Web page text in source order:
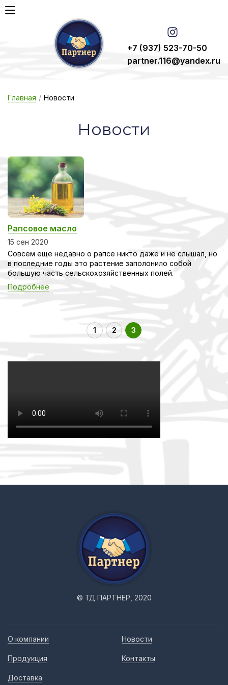
+7 (937) 523-70-50
partner.116@yandex.ru
Главная / Новости
Но­вос­ти
Рапсовое масло
15 сен 2020
Совсем еще недавно о рапсе никто даже и не слышал, но
в последние годы это растение заполонило собой
большую часть сельскохозяйственных полей.
Подробнее
1 2 3
© ТД ПАРТНЕР, 2020
О компании
Продукция
Доставка
Новости
Контакты